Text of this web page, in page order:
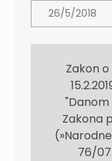
Zakon o
Zakona
76/